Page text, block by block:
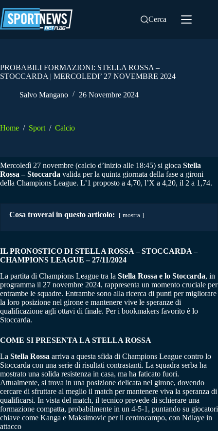
al
contenuto
Cerca
PROBABILI FORMAZIONI: STELLA ROSSA –
STOCCARDA | MERCOLEDI’ 27 NOVEMBRE 2024
Salvo Mangano 26 Novembre 2024
Home / Sport / Calcio
Mercoledì 27 novembre (calcio d’inizio alle 18:45) si gioca Stella
Rossa – Stoccarda valida per la quinta giornata della fase a gironi
della Champions League. L’1 proposto a 4,70, l’X a 4,20, il 2 a 1,74.
Cosa troverai in questo articolo: mostra
IL PRONOSTICO DI STELLA ROSSA – STOCCARDA –
CHAMPIONS LEAGUE – 27/11/2024
La partita di Champions League tra la Stella Rossa e lo Stoccarda, in
programma il 27 novembre 2024, rappresenta un momento cruciale per
entrambe le squadre. Entrambe sono alla ricerca di punti per migliorare
la loro posizione nel girone e mantenere vive le speranze di
qualificazione agli ottavi di finale. Per i bookmakers favorito è lo
Stoccarda.
COME SI PRESENTA LA STELLA ROSSA
La Stella Rossa arriva a questa sfida di Champions League contro lo
Stoccarda con una serie di risultati contrastanti. La squadra serba ha
mostrato una solida resistenza in casa, ma ha faticato fuori.
Attualmente, si trova in una posizione delicata nel girone, dovendo
cercare di sfruttare al meglio il match per mantenere viva la speranza di
qualificarsi. In vista del match, il tecnico prevede di schierare una
formazione compatta, probabilmente in un 4-5-1, puntando su giocatori
chiave come Kanga e Maksimovic per il centrocampo, con Ndiaye in
attacco​